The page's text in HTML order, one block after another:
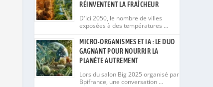
RÉINVENTENT LA FRAÎCHEUR
D'ici 2050, le nombre de villes
exposées à des températures …
MICRO-ORGANISMES ET IA : LE DUO
GAGNANT POUR NOURRIR LA
PLANÈTE AUTREMENT
Lors du salon Big 2025 organisé par
Bpifrance, une conversation …